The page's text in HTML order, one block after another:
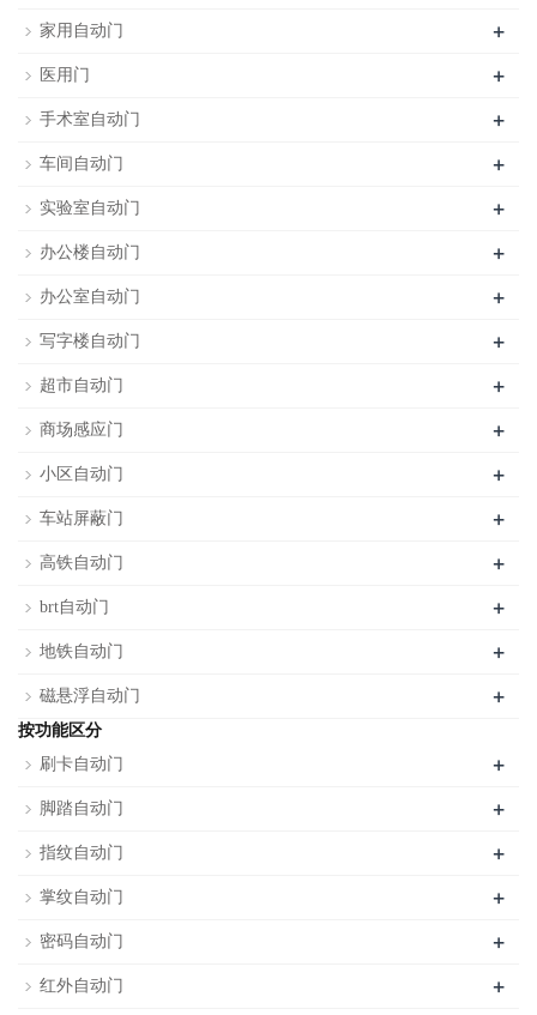
家用自动门 +
医用门 +
手术室自动门 +
车间自动门 +
实验室自动门 +
办公楼自动门 +
办公室自动门 +
写字楼自动门 +
超市自动门 +
商场感应门 +
小区自动门 +
车站屏蔽门 +
高铁自动门 +
brt自动门 +
地铁自动门 +
磁悬浮自动门 +
按功能区分
刷卡自动门
+
脚踏自动门 +
指纹自动门 +
掌纹自动门 +
密码自动门 +
红外自动门 +